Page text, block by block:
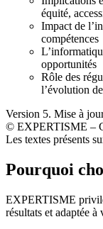
équité,
Impact de
compétences
opportunités
Rôle des
l’évolution
Version 5. Mise à
© EXPERTISME –
Les textes présents
Pourquoi
EXPERTISME
résultats et adaptée à